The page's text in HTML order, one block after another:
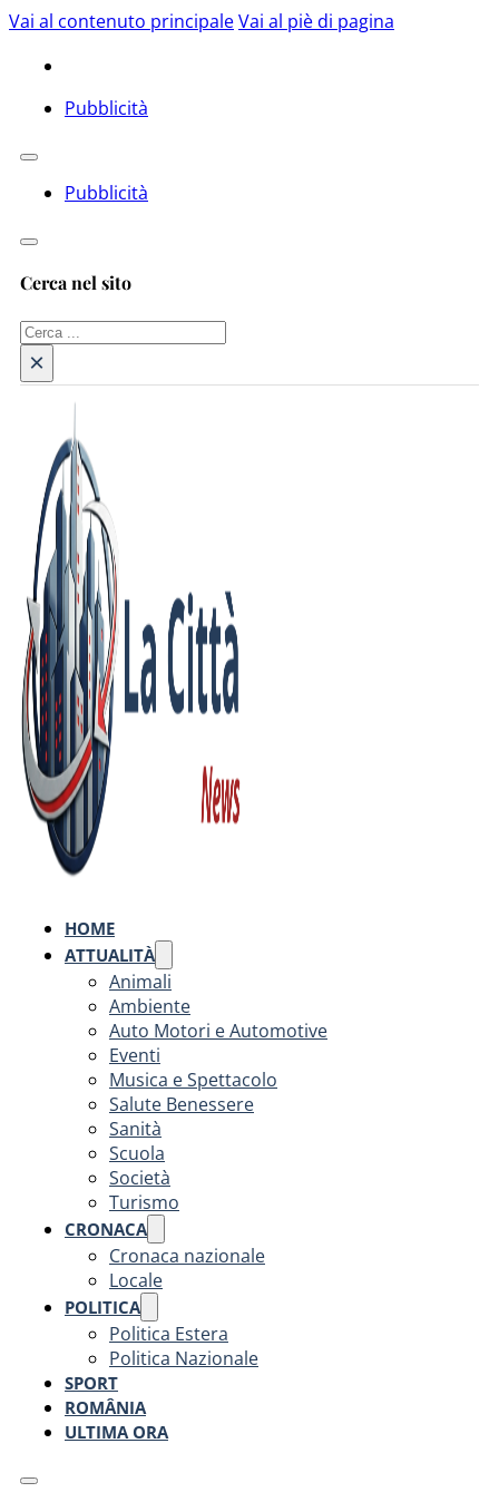
Vai al contenuto principaleVai al piè di pagina
Pubblicità
Pubblicità
Cerca nel sito
Cerca
×
HOME
ATTUALITÀ
Animali
Ambiente
Auto Motori e Automotive
Eventi
Musica e Spettacolo
Salute Benessere
Sanità
Scuola
Società
Turismo
CRONACA
Cronaca nazionale
Locale
POLITICA
Politica Estera
Politica Nazionale
SPORT
ROMÂNIA
ULTIMA ORA